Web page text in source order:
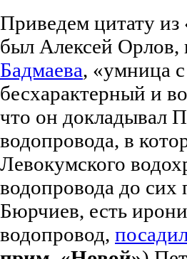
Приведем цитату
был Алексей Орлов,
Бадмаева, «умница
бесхарактерный и
что он докладывал
водопровода, в
Левокумского
водопровода до сих
Бюрчиев, есть
водопровод,